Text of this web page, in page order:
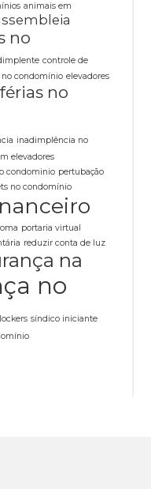
animais em
no
controle de
condomínio elevadores
férias no
inadimplência no
elevadores
condominio pertubação
no condomínio
portaria virtual
reduzir conta de luz
na
no
síndico iniciante